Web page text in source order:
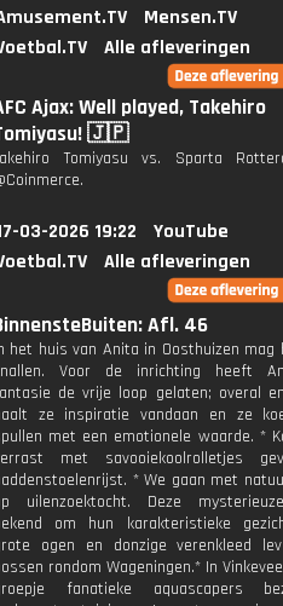
Mensen.TV
Alle afleveringen
Ajax: Well played, Takehiro
🇯🇵
Tomiyasu vs. Sparta
03-2026 19:22
YouTube
Alle afleveringen
Afl. 46
het huis van Anita in Oosthuizen mag
Voor de inrichting heeft
de vrije loop gelaten; overal
ze inspiratie vandaan en ze
met een emotionele waarde. *
met savooiekoolrolletjes
* We gaan met
uilenzoektocht. Deze
om hun karakteristieke
ogen en donzige verenkleed
rondom Wageningen.* In
fanatieke aquascapers